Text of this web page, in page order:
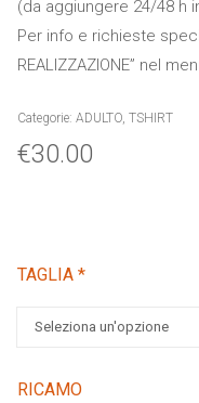
(da aggiungere 24/48 h
Per info e richieste
REALIZZAZIONE” nel
Categorie: ADULTO, TSHIRT
€30.00
TAGLIA *
RICAMO